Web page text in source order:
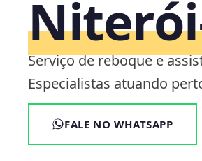
Serviço de reboque e
Especialistas atuando
FALE NO WHATSAPP